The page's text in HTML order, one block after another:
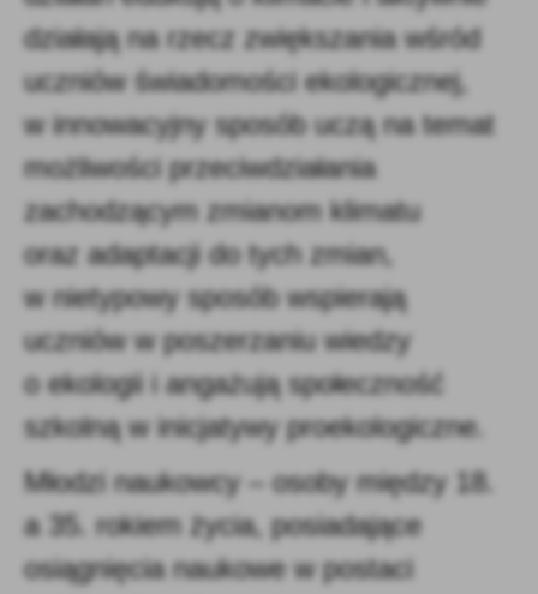
działają na rzecz zwiększania wśród
uczniów świadomości ekologicznej,
w innowacyjny sposób uczą na temat
możliwości przeciwdziałania
zachodzącym zmianom klimatu
oraz adaptacji do tych zmian,
w nietypowy sposób wspierają
uczniów w poszerzaniu wiedzy
o ekologii i angażują społeczność
szkolną w inicjatywy proekologiczne.
Młodzi naukowcy – osoby między 18.
a 35. rokiem życia, posiadające
osiągnięcia naukowe w postaci